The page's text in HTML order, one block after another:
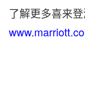
了解更多喜来